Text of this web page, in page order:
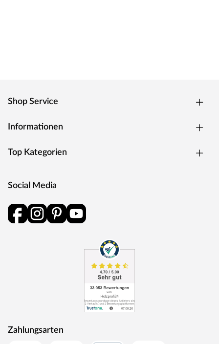
Shop Service
Informationen
Top Kategorien
Social Media
Zahlungsarten